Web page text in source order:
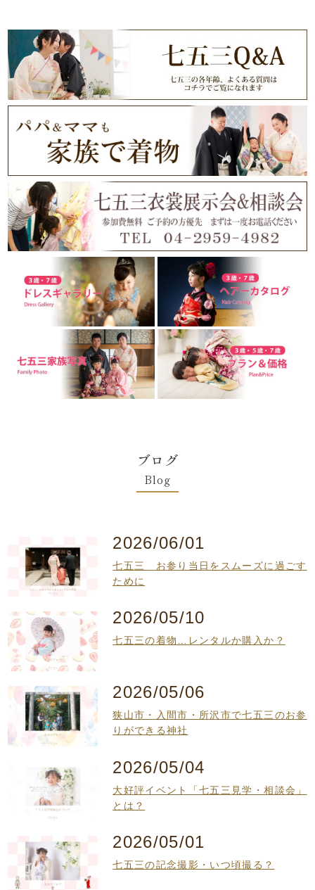
ブログ
Blog
2026/06/01
七五三 お参り当日をスムーズに過ごす
ために
2026/05/10
七五三の着物…レンタルか購入か？
2026/05/06
狭山市・入間市・所沢市で七五三のお参
りができる神社
2026/05/04
大好評イベント「七五三見学・相談会」
とは？
2026/05/01
七五三の記念撮影・いつ頃撮る？